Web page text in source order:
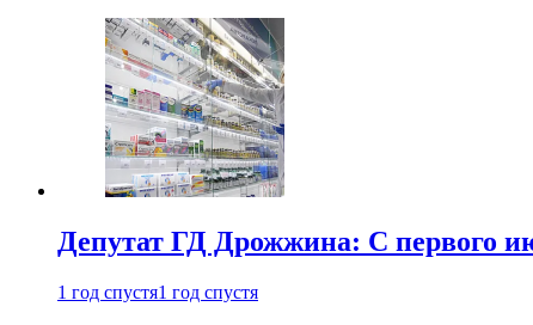
Депутат ГД Дрожжина: С первого
1 год спустя1 год спустя